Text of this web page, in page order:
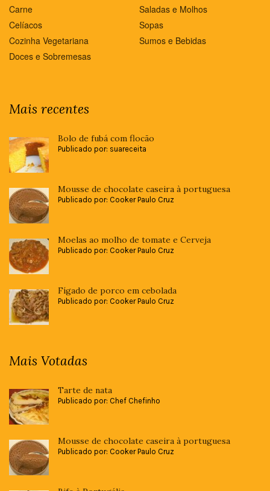
Carne
Celíacos
Cozinha Vegetariana
Doces e Sobremesas
Saladas e Molhos
Sopas
Sumos e Bebidas
Mais recentes
Bolo de fubá com flocão
Publicado por: suareceita
Mousse de chocolate caseira à portuguesa
Publicado por: Cooker Paulo Cruz
Moelas ao molho de tomate e Cerveja
Publicado por: Cooker Paulo Cruz
Fígado de porco em cebolada
Publicado por: Cooker Paulo Cruz
Mais Votadas
Tarte de nata
Publicado por: Chef Chefinho
Mousse de chocolate caseira à portuguesa
Publicado por: Cooker Paulo Cruz